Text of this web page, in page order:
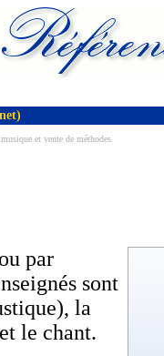
et vente de méthodes
par
sont
la
le chant.